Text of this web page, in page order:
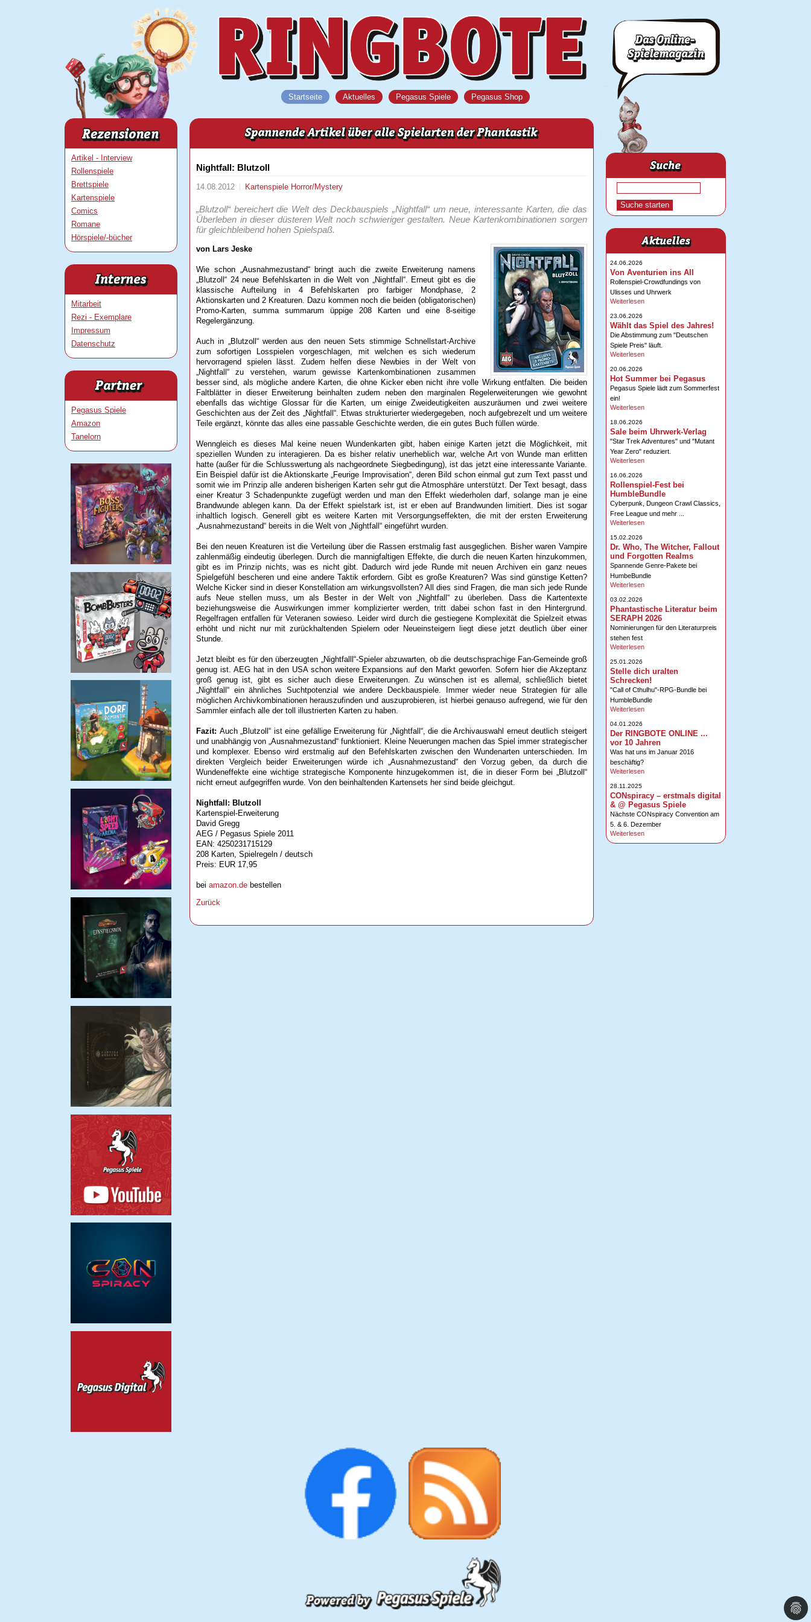
Startseite Aktuelles Pegasus Spiele Pegasus Shop
Artikel - Interview
Rollenspiele
Brettspiele
Kartenspiele
Comics
Romane
Hörspiele/-bücher
Mitarbeit
Rezi - Exemplare
Impressum
Datenschutz
Pegasus Spiele
Amazon
Tanelorn
Nightfall: Blutzoll
14.08.2012 Kartenspiele Horror/Mystery
„Blutzoll“ bereichert die Welt des Deckbauspiels „Nightfall“ um neue, interessante Karten, die das
Überleben in dieser düsteren Welt noch schwieriger gestalten. Neue Kartenkombinationen sorgen
für gleichbleibend hohen Spielspaß.
von Lars Jeske
Wie schon „Ausnahmezustand“ bringt auch die zweite Erweiterung namens
„Blutzoll“ 24 neue Befehlskarten in die Welt von „Nightfall“. Erneut gibt es die
klassische Aufteilung in 4 Befehlskarten pro farbiger Mondphase, 2
Aktionskarten und 2 Kreaturen. Dazu kommen noch die beiden (obligatorischen)
Promo-Karten, summa summarum üppige 208 Karten und eine 8-seitige
Regelergänzung.
Auch in „Blutzoll“ werden aus den neuen Sets stimmige Schnellstart-Archive
zum sofortigen Losspielen vorgeschlagen, mit welchen es sich wiederum
hervorragend spielen lässt. Zudem helfen diese Newbies in der Welt von
„Nightfall“ zu verstehen, warum gewisse Kartenkombinationen zusammen
besser sind, als mögliche andere Karten, die ohne Kicker eben nicht ihre volle Wirkung entfalten. Die beiden
Faltblätter in dieser Erweiterung beinhalten zudem neben den marginalen Regelerweiterungen wie gewohnt
ebenfalls das wichtige Glossar für die Karten, um einige Zweideutigkeiten auszuräumen und zwei weitere
Geschichten aus der Zeit des „Nightfall“. Etwas strukturierter wiedergegeben, noch aufgebrezelt und um weitere
Teile ergänzt, könnte das alles eine passable Geschichte werden, die ein gutes Buch füllen würde.
Wenngleich es dieses Mal keine neuen Wundenkarten gibt, haben einige Karten jetzt die Möglichkeit, mit
speziellen Wunden zu interagieren. Da es bisher relativ unerheblich war, welche Art von Wunde man erlitten
hatte (außer für die Schlusswertung als nachgeordnete Siegbedingung), ist das jetzt eine interessante Variante.
Ein Beispiel dafür ist die Aktionskarte „Feurige Improvisation“, deren Bild schon einmal gut zum Text passt und
somit wie im Prinzip alle anderen bisherigen Karten sehr gut die Atmosphäre unterstützt. Der Text besagt, dass
einer Kreatur 3 Schadenpunkte zugefügt werden und man den Effekt wiederholen darf, solange man je eine
Brandwunde ablegen kann. Da der Effekt spielstark ist, ist er eben auf Brandwunden limitiert. Dies ist sogar
inhaltlich logisch. Generell gibt es weitere Karten mit Versorgungseffekten, die mit der ersten Erweiterung
„Ausnahmezustand“ bereits in die Welt von „Nightfall“ eingeführt wurden.
Bei den neuen Kreaturen ist die Verteilung über die Rassen erstmalig fast ausgeglichen. Bisher waren Vampire
zahlenmäßig eindeutig überlegen. Durch die mannigfaltigen Effekte, die durch die neuen Karten hinzukommen,
gibt es im Prinzip nichts, was es nicht gibt. Dadurch wird jede Runde mit neuen Archiven ein ganz neues
Spielgefühl bescheren und eine andere Taktik erfordern. Gibt es große Kreaturen? Was sind günstige Ketten?
Welche Kicker sind in dieser Konstellation am wirkungsvollsten? All dies sind Fragen, die man sich jede Runde
aufs Neue stellen muss, um als Bester in der Welt von „Nightfall“ zu überleben. Dass die Kartentexte
beziehungsweise die Auswirkungen immer komplizierter werden, tritt dabei schon fast in den Hintergrund.
Regelfragen entfallen für Veteranen sowieso. Leider wird durch die gestiegene Komplexität die Spielzeit etwas
erhöht und nicht nur mit zurückhaltenden Spielern oder Neueinsteigern liegt diese jetzt deutlich über einer
Stunde.
Jetzt bleibt es für den überzeugten „Nightfalll“-Spieler abzuwarten, ob die deutschsprachige Fan-Gemeinde groß
genug ist. AEG hat in den USA schon weitere Expansions auf den Markt geworfen. Sofern hier die Akzeptanz
groß genug ist, gibt es sicher auch diese Erweiterungen. Zu wünschen ist es allemal, schließlich bietet
„Nightfall“ ein ähnliches Suchtpotenzial wie andere Deckbauspiele. Immer wieder neue Strategien für alle
möglichen Archivkombinationen herauszufinden und auszuprobieren, ist hierbei genauso aufregend, wie für den
Sammler einfach alle der toll illustrierten Karten zu haben.
Fazit: Auch „Blutzoll“ ist eine gefällige Erweiterung für „Nightfall“, die die Archivauswahl erneut deutlich steigert
und unabhängig von „Ausnahmezustand“ funktioniert. Kleine Neuerungen machen das Spiel immer strategischer
und komplexer. Ebenso wird erstmalig auf den Befehlskarten zwischen den Wundenarten unterschieden. Im
direkten Vergleich beider Erweiterungen würde ich „Ausnahmezustand“ den Vorzug geben, da durch die
Wundeneffekte eine wichtige strategische Komponente hinzugekommen ist, die in dieser Form bei „Blutzoll“
nicht erneut aufgegriffen wurde. Von den beinhaltenden Kartensets her sind beide gleichgut.
Nightfall: Blutzoll
Kartenspiel-Erweiterung
David Gregg
AEG / Pegasus Spiele 2011
EAN: 4250231715129
208 Karten, Spielregeln / deutsch
Preis: EUR 17,95
bei amazon.de bestellen
Zurück
24.06.2026
Von Aventurien ins All
Rollenspiel-Crowdfundings von
Ulisses und Uhrwerk
Weiterlesen
23.06.2026
Wählt das Spiel des Jahres!
Die Abstimmung zum "Deutschen
Spiele Preis" läuft.
Weiterlesen
20.06.2026
Hot Summer bei Pegasus
Pegasus Spiele lädt zum Sommerfest
ein!
Weiterlesen
18.06.2026
Sale beim Uhrwerk-Verlag
"Star Trek Adventures" und "Mutant
Year Zero" reduziert.
Weiterlesen
16.06.2026
Rollenspiel-Fest bei
HumbleBundle
Cyberpunk, Dungeon Crawl Classics,
Free League und mehr ...
Weiterlesen
15.02.2026
Dr. Who, The Witcher, Fallout
und Forgotten Realms
Spannende Genre-Pakete bei
HumbeBundle
Weiterlesen
03.02.2026
Phantastische Literatur beim
SERAPH 2026
Nominierungen für den Literaturpreis
stehen fest
Weiterlesen
25.01.2026
Stelle dich uralten
Schrecken!
"Call of Cthulhu"-RPG-Bundle bei
HumbleBundle
Weiterlesen
04.01.2026
Der RINGBOTE ONLINE ...
vor 10 Jahren
Was hat uns im Januar 2016
beschäftig?
Weiterlesen
28.11.2025
CONspiracy – erstmals digital
& @ Pegasus Spiele
Nächste CONspiracy Convention am
5. & 6. Dezember
Weiterlesen